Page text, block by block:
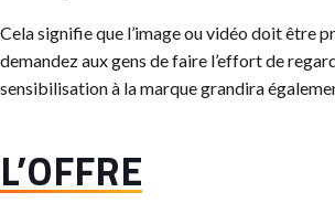
Cela signifie que l’image ou vidéo doit être
demandez aux gens de faire l’effort de
sensibilisation à la marque grandira
L’OFFRE